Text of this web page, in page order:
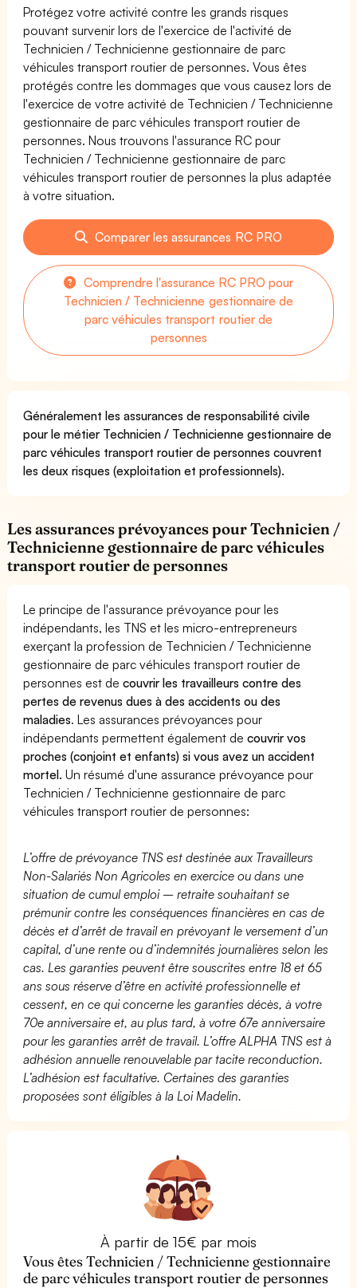
Protégez votre activité contre les grands risques
pouvant survenir lors de l'exercice de l'activité de
Technicien / Technicienne gestionnaire de parc
véhicules transport routier de personnes. Vous êtes
protégés contre les dommages que vous causez lors de
l'exercice de votre activité de Technicien / Technicienne
gestionnaire de parc véhicules transport routier de
personnes. Nous trouvons l'assurance RC pour
Technicien / Technicienne gestionnaire de parc
véhicules transport routier de personnes la plus adaptée
à votre situation.
Comparer les assurances RC PRO
Comprendre l'assurance RC PRO pour
Technicien / Technicienne gestionnaire de
parc véhicules transport routier de
personnes
Généralement les assurances de responsabilité civile
pour le métier Technicien / Technicienne gestionnaire de
parc véhicules transport routier de personnes couvrent
les deux risques (exploitation et professionnels).
Les assurances prévoyances pour Technicien /
Technicienne gestionnaire de parc véhicules
transport routier de personnes
Le principe de l'assurance prévoyance pour les
indépendants, les TNS et les micro-entrepreneurs
exerçant la profession de Technicien / Technicienne
gestionnaire de parc véhicules transport routier de
personnes est decouvrir les travailleurs contre des
pertes de revenus dues à des accidents ou des
maladies. Les assurances prévoyances pour
indépendants permettent également decouvrir vos
proches (conjoint et enfants) si vous avez un accident
mortel. Un résumé d'une assurance prévoyance pour
Technicien / Technicienne gestionnaire de parc
véhicules transport routier de personnes:
L’offre de prévoyance TNS est destinée aux Travailleurs
Non-Salariés Non Agricoles en exercice ou dans une
situation de cumul emploi – retraite souhaitant se
prémunir contre les conséquences financières en cas de
décès et d’arrêt de travail en prévoyant le versement d’un
capital, d’une rente ou d’indemnités journalières selon les
cas. Les garanties peuvent être souscrites entre 18 et 65
ans sous réserve d’être en activité professionnelle et
cessent, en ce qui concerne les garanties décès, à votre
70e anniversaire et, au plus tard, à votre 67e anniversaire
pour les garanties arrêt de travail. L’offre ALPHA TNS est à
adhésion annuelle renouvelable par tacite reconduction.
L’adhésion est facultative. Certaines des garanties
proposées sont éligibles à la Loi Madelin.
À partir de 15€ par mois
Vous êtes Technicien / Technicienne gestionnaire
de parc véhicules transport routier de personnes